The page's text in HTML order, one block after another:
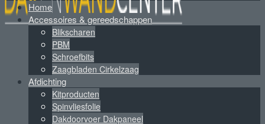
Home
Accessoires & gereedschappen
Blikscharen
PBM
Schroefbits
Zaagbladen Cirkelzaag
Afdichting
Kitproducten
Spinvliesfolie
Dakdoorvoer Dakpaneel